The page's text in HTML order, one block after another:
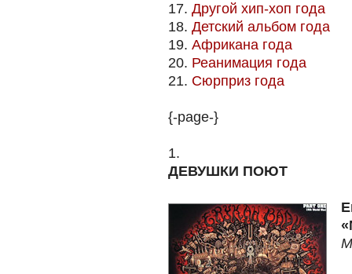
17. Другой хип-хоп года
18. Детский альбом года
19. Африкана года
20. Реанимация года
21. Сюрприз года
{-page-}
1.
ДЕВУШКИ ПОЮТ